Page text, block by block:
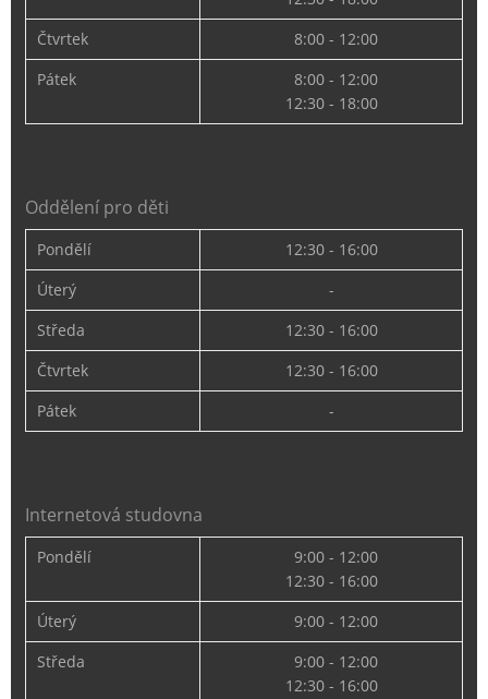
Čtvrtek
8:00 - 12:00
Pátek
8:00 - 12:00
12:30 - 18:00
Oddělení pro děti
Pondělí
12:30 - 16:00
Úterý
-
Středa
12:30 - 16:00
Čtvrtek
12:30 - 16:00
Pátek
-
Internetová studovna
Pondělí
9:00 - 12:00
12:30 - 16:00
Úterý
9:00 - 12:00
Středa
9:00 - 12:00
12:30 - 16:00